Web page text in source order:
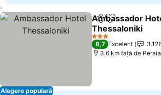
Alegere populară
DistribuițiAdăugaţi la
Ambassador
Thessaloniki
3 Stele
8,7 Excelent
3.6 km faţă de Peraia